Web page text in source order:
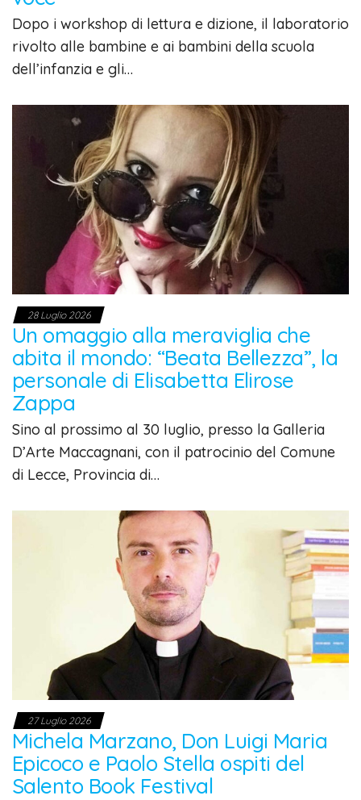
Dopo i workshop di lettura e dizione, il laboratorio
rivolto alle bambine e ai bambini della scuola
dell’infanzia e gli…
28 Luglio 2026
Un omaggio alla meraviglia che
abita il mondo: “Beata Bellezza”, la
personale di Elisabetta Elirose
Zappa
Sino al prossimo al 30 luglio, presso la Galleria
D’Arte Maccagnani, con il patrocinio del Comune
di Lecce, Provincia di…
27 Luglio 2026
Michela Marzano, Don Luigi Maria
Epicoco e Paolo Stella ospiti del
Salento Book Festival